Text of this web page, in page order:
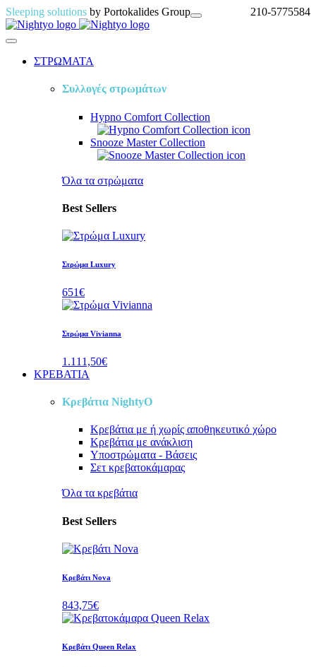
Sleeping solutions by Portokalides Group 210-5775584
ΣΤΡΩΜΑΤΑ
Συλλογές στρωμάτων
Hypno Comfort Collection
Snooze MasterCollection
Όλα τα στρὠματα
Best Sellers
Στρώμα Luxury
651€
Στρώμα Vivianna
1.111,50€
ΚΡΕΒΑΤΙΑ
Κρεβάτια NightyO
Κρεβάτια με ή χωρίς αποθηκευτικό χώρο
Κρεβάτια με ανάκλιση
Υποστρώματα - Βάσεις
Σετ κρεβατοκάμαρας
Όλα τα κρεβάτια
Best Sellers
Κρεβάτι Nova
843,75€
Κρεβάτι Queen Relax